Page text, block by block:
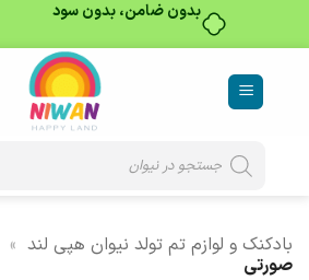
بدون ضامن، بدون سود
content
search
بادکنک و لوازم تم تولد نیوان هپی لند »
صورتی